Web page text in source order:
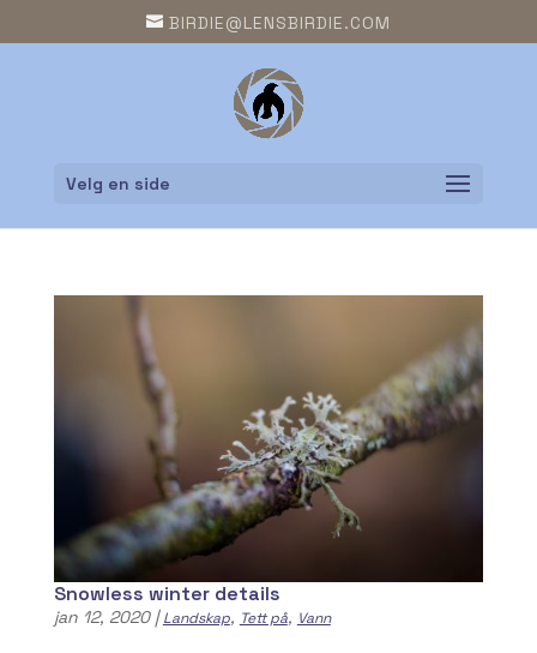
BIRDIE@LENSBIRDIE.COM
Velg en side
Snowless winter details
jan 12, 2020|Landskap, Tett på, Vann